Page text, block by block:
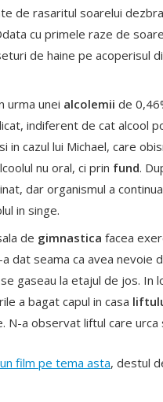
de rasaritul soarelui
cu primele raze de
de haine pe acoperisul
urma unei alcolemii de
indiferent de cat alcool
in cazul lui Michael, care
nu oral, ci prin fund.
dar organismul a
in singe.
de gimnastica facea
dat seama ca avea nevoie
gaseau la etajul de jos. In
a bagat capul in casa
N-a observat liftul care
un film pe tema asta, destul